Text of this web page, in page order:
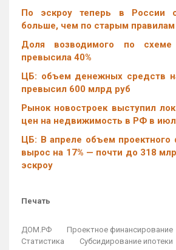
По эскроу теперь в России
больше, чем по старым правилам
Доля возводимого по
превысила 40%
ЦБ: объем денежных средств
превысил 600 млрд руб
Рынок новостроек выступил
цен на недвижимость в РФ в
ЦБ: В апреле объем проектного
вырос на 17% — почти до 318
эскроу
Печать
ДОМ.РФ Проектное финансирование
Статистика
Субсидирование ипотеки